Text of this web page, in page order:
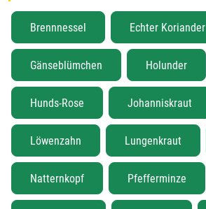
Brennnessel Echter Koriander
Gänseblümchen Holunder
Hunds-Rose Johanniskraut
Löwenzahn Lungenkraut
Natternkopf Pfefferminze